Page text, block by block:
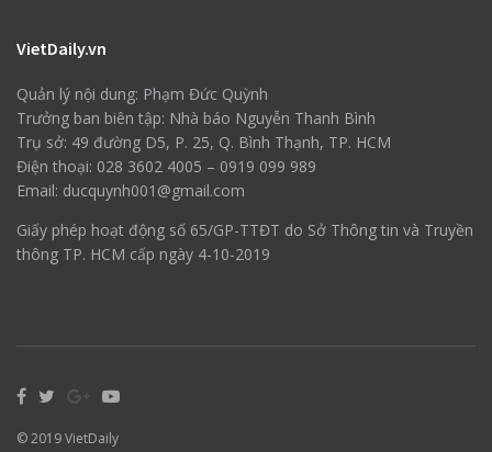
VietDaily.vn
Quản lý nội dung: Phạm Đức Quỳnh
Trưởng ban biên tập: Nhà báo Nguyễn Thanh Bình
Trụ sở: 49 đường D5, P. 25, Q. Bình Thạnh, TP. HCM
Điện thoại: 028 3602 4005 – 0919 099 989
Email: ducquynh001@gmail.com
Giấy phép hoạt động số 65/GP-TTĐT do Sở Thông tin và Truyền
thông TP. HCM cấp ngày 4-10-2019
© 2019VietDaily